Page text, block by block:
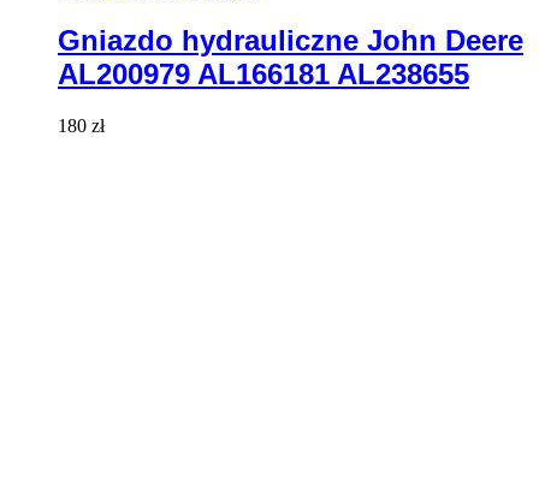
Gniazdo hydrauliczne John Deere
AL200979 AL166181 AL238655
180 zł